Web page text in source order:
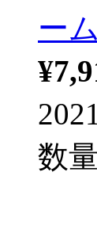
ー
数